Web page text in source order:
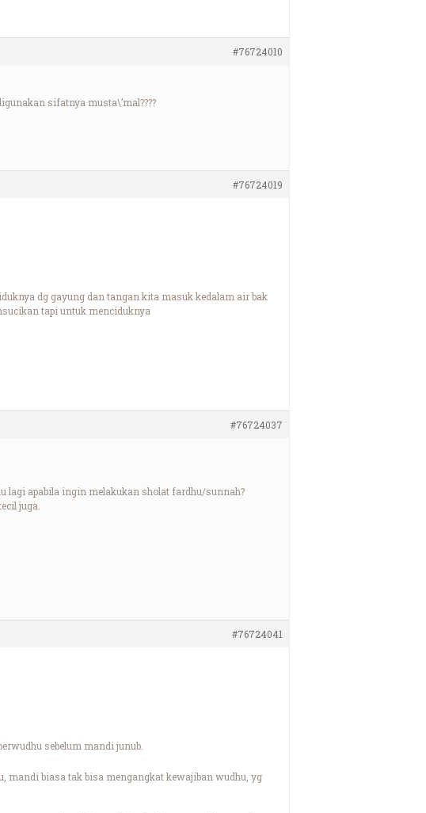
#76724010
sifatnya musta\’mal????
#76724019
dg gayung dan tangan kita masuk kedalam air bak
tapi untuk menciduknya
#76724037
lagi apabila ingin melakukan sholat fardhu/sunnah?
juga.
#76724041
sebelum mandi junub.
mandi biasa tak bisa mengangkat kewajiban wudhu, yg